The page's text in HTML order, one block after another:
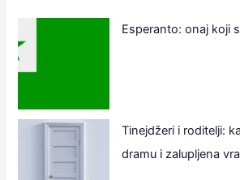
Esperanto: onaj koji
Tinejdžeri i roditelji:
dramu i zalupljena